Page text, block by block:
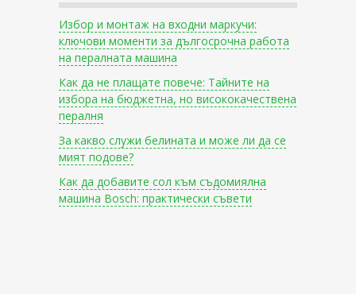
Избор и монтаж на входни маркучи:
ключови моменти за дългосрочна работа
на пералната машина
Как да не плащате повече: Тайните на
избора на бюджетна, но висококачествена
пералня
За какво служи белината и може ли да се
мият подове?
Как да добавите сол към съдомиялна
машина Bosch: практически съвети